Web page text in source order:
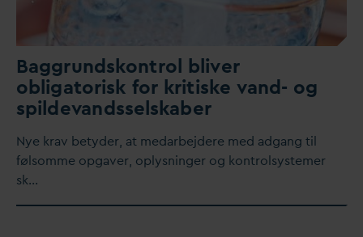
Baggrundskontrol bliver
obligatorisk for kritiskevand- og
spildevandsselskaber
Nye krav betyder, at medarbejdere med adgang til
følsomme opgaver, oplysninger og kontrolsystemer
sk…